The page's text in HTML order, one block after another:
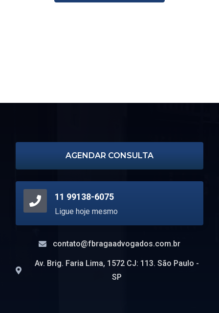
escort turin
AGENDAR CONSULTA
11 99138-6075
Ligue hoje mesmo
contato@fbragaadvogados.com.br
Av. Brig. Faria Lima, 1572 CJ: 113. São Paulo -
SP